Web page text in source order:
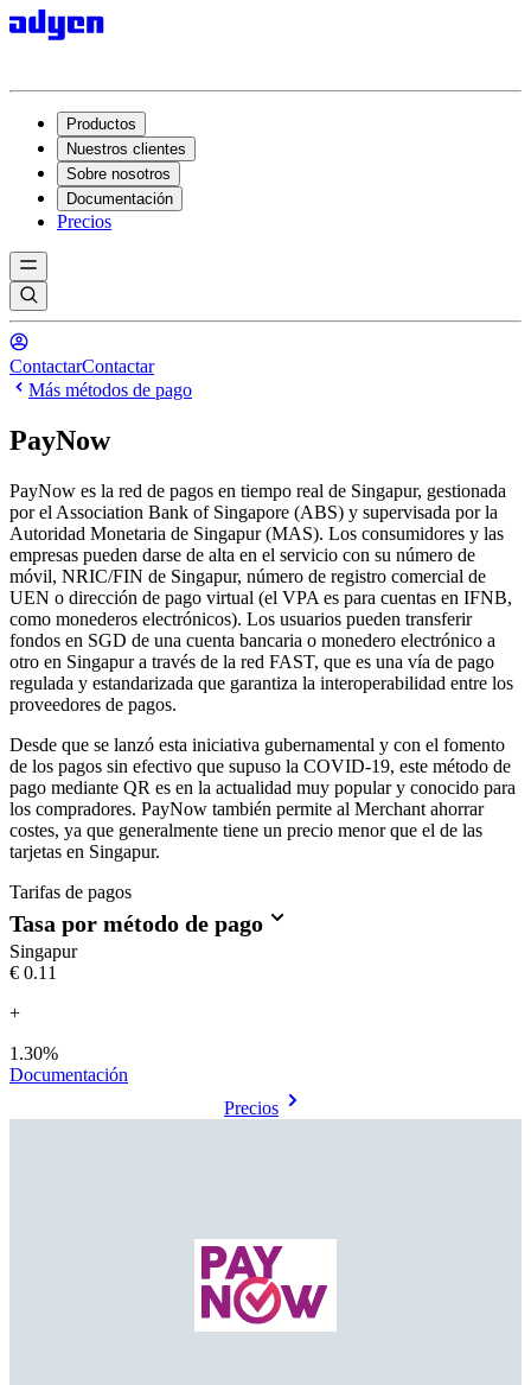
Productos
Nuestros clientes
Sobre nosotros
Documentación
Precios
ContactarContactar
Más métodos de pago
PayNow
PayNow es la red de pagos en tiempo real de Singapur, gestionada
por el Association Bank of Singapore (ABS) y supervisada por la
Autoridad Monetaria de Singapur (MAS). Los consumidores y las
empresas pueden darse de alta en el servicio con su número de
móvil, NRIC/FIN de Singapur, número de registro comercial de
UEN o dirección de pago virtual (el VPA es para cuentas en IFNB,
como monederos electrónicos). Los usuarios pueden transferir
fondos en SGD de una cuenta bancaria o monedero electrónico a
otro en Singapur a través de la red FAST, que es una vía de pago
regulada y estandarizada que garantiza la interoperabilidad entre los
proveedores de pagos.
Desde que se lanzó esta iniciativa gubernamental y con el fomento
de los pagos sin efectivo que supuso la COVID-19, este método de
pago mediante QR es en la actualidad muy popular y conocido para
los compradores. PayNow también permite al Merchant ahorrar
costes, ya que generalmente tiene un precio menor que el de las
tarjetas en Singapur.
Tarifas de pagos
Tasa por método de pago
Singapur
€0.11
+
1.30%
Documentación
Precios